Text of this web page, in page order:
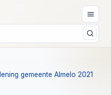
gemeente Almelo 2021